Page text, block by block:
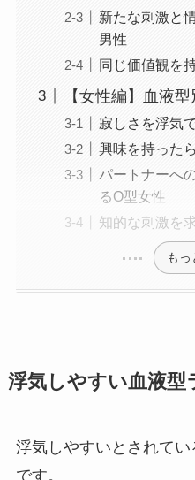
新たな刺激と
男性
同じ価値観を
【女性編】血液
寂しさを浮気
興味を持った
パートナーへ
るO型女性
知的な刺激を
もっ
浮気しやすい血液型
浮気しやすいとされて
です。